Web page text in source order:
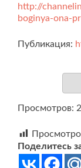
http://
boginya-ona-
Публикация:
Просмотров:
Поделитесь